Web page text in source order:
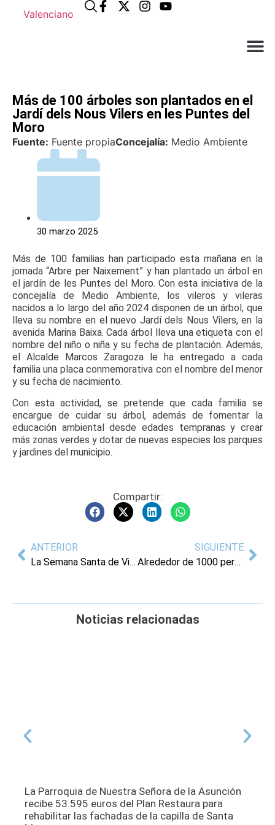
Valenciano
Más de 100 árboles son plantados en el
Jardí dels Nous Vilers en les Puntes del
Moro
Fuente: Fuente propiaConcejalía: Medio Ambiente
30 marzo 2025
Más de 100 familias han participado esta mañana en la
jornada “Arbre per Naixement” y han plantado un árbol en
el jardín de les Puntes del Moro. Con esta iniciativa de la
concejalía de Medio Ambiente, los vileros y vileras
nacidos a lo largo del año 2024 disponen de un árbol, que
lleva su nombre en el nuevo Jardí dels Nous Vilers, en la
avenida Marina Baixa. Cada árbol lleva una etiqueta con el
nombre del niño o niña y su fecha de plantación. Además,
el Alcalde Marcos Zaragoza le ha entregado a cada
familia una placa conmemorativa con el nombre del menor
y su fecha de nacimiento.
Con esta actividad, se pretende que cada familia se
encargue de cuidar su árbol, además de fomentar la
educación ambiental desde edades tempranas y crear
más zonas verdes y dotar de nuevas especies los parques
y jardines del municipio.
Compartir:
ANTERIOR
La Semana Santa de Villajoyosa arranca con el pregón a cargo de la pregonera 2025 Vicenta María Romá
SIGUIENTE
Alrededor de 1000 personas participan en la 25 edición del Día de la Bici
Noticias relacionadas
La Parroquia de Nuestra Señora de la Asunción
recibe 53.595 euros del Plan Restaura para
rehabilitar las fachadas de la capilla de Santa